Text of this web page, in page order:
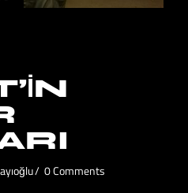
0 Comments